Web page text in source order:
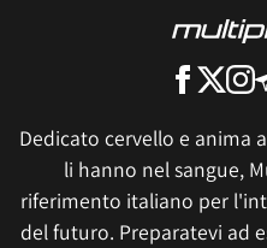
Dedicato cervello e anima
li hanno nel sangue,
riferimento italiano per
del futuro. Preparatevi ad